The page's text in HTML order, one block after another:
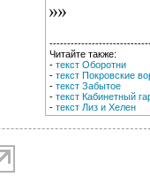
Читайте также:
- текст Оборотни
- текст Покровские
- текст Забытое
- текст Кабинетный
- текст Лиз и Хелен